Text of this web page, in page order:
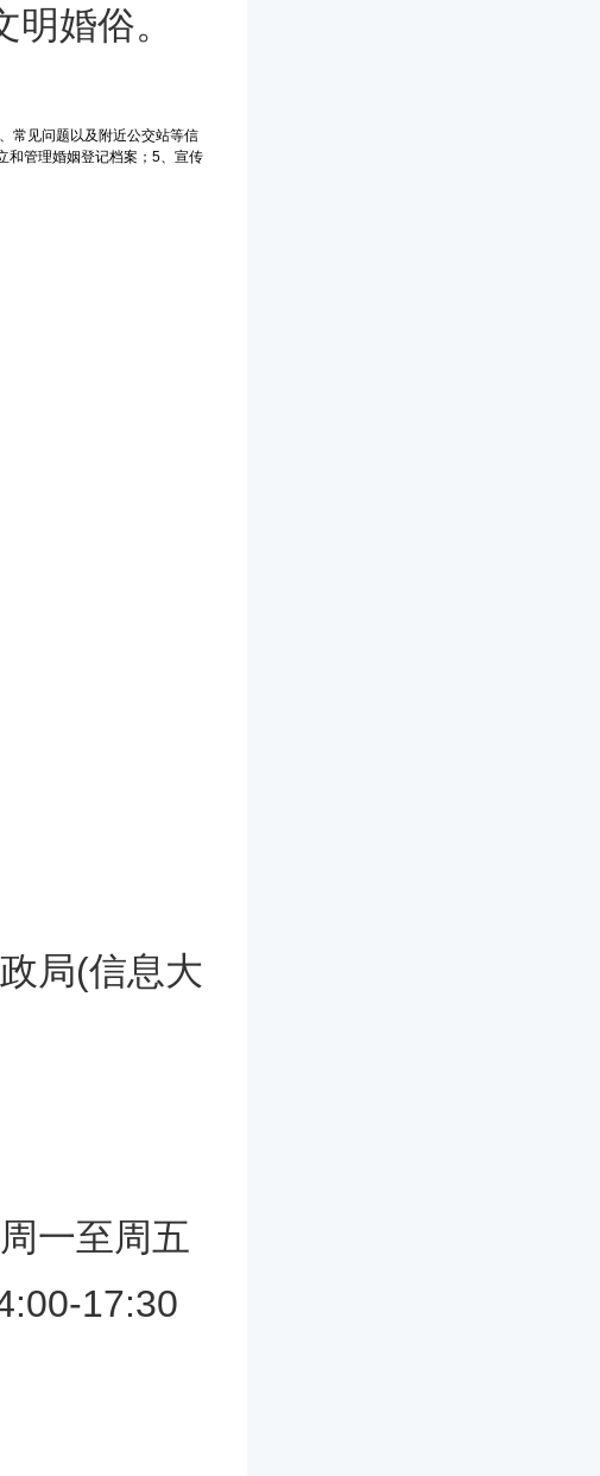
婚俗。
局(信息大
一至周五
17:30